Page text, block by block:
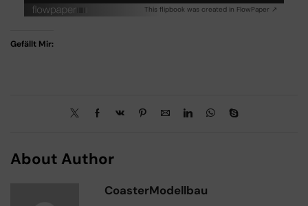
This flipbook was created in FlowPaper ↗
Gefällt Mir:
About Author
CoasterModellbau